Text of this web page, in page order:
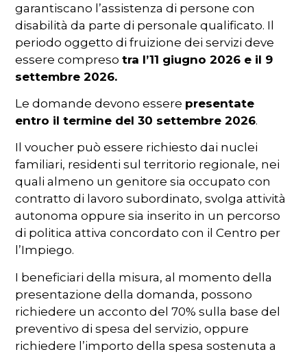
garantiscano l’assistenza di persone con
disabilità da parte di personale qualificato. Il
periodo oggetto di fruizione dei servizi deve
essere compresotra l’11 giugno 2026 e il 9
settembre 2026.
Le domande devono essere presentate
entro il termine del 30 settembre 2026.
Il voucher può essere richiesto dai nuclei
familiari, residenti sul territorio regionale, nei
quali almeno un genitore sia occupato con
contratto di lavoro subordinato, svolga attività
autonoma oppure sia inserito in un percorso
di politica attiva concordato con il Centro per
l’Impiego.
I beneficiari della misura, al momento della
presentazione della domanda, possono
richiedere un acconto del 70% sulla base del
preventivo di spesa del servizio, oppure
richiedere l’importo della spesa sostenuta a